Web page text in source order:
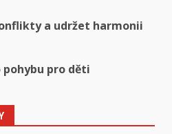
a udržet harmonii
pro děti